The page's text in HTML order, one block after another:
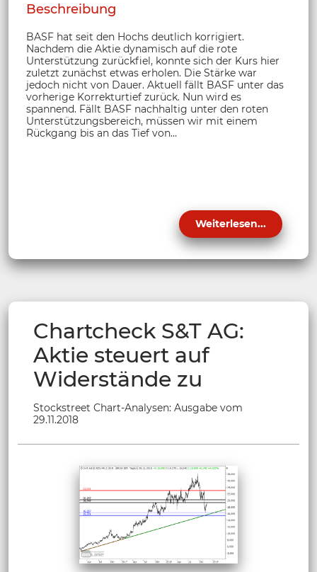
Beschreibung
BASF hat seit den Hochs deutlich korrigiert.
Nachdem die Aktie dynamisch auf die rote
Unterstützung zurückfiel, konnte sich der Kurs hier
zuletzt zunächst etwas erholen. Die Stärke war
jedoch nicht von Dauer. Aktuell fällt BASF unter das
vorherige Korrekturtief zurück. Nun wird es
spannend. Fällt BASF nachhaltig unter den roten
Unterstützungsbereich, müssen wir mit einem
Rückgang bis an das Tief von...
Weiterlesen...
Chartcheck S&T AG:
Aktie steuert auf
Widerstände zu
Stockstreet Chart-Analysen: Ausgabe vom
29.11.2018